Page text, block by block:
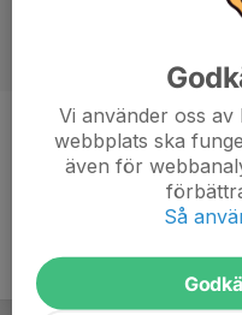
Ålder 11 år
Vi använder oss
webbplats ska
även för
Så